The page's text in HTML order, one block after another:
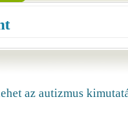
az autizmus